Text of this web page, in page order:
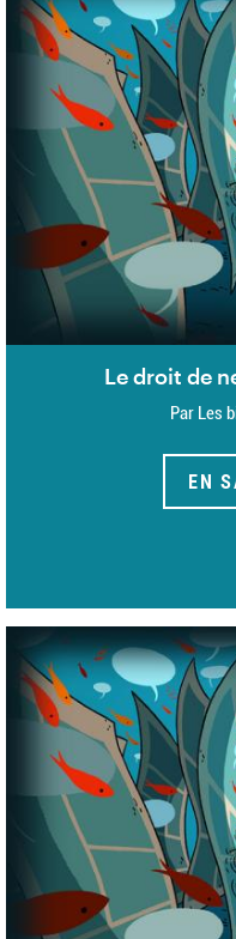
Le droit de
Par Les
EN